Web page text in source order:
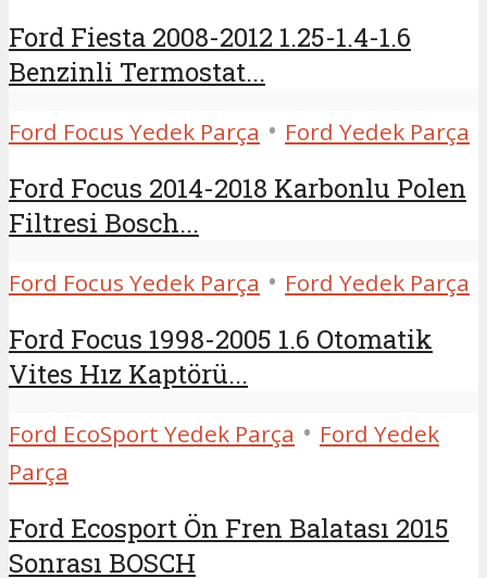
Ford Fiesta 2008-2012 1.25-1.4-1.6
Benzinli Termostat...
Ford Focus Yedek Parça • Ford Yedek Parça
Ford Focus 2014-2018 Karbonlu Polen
Filtresi Bosch...
Ford Focus Yedek Parça • Ford Yedek Parça
Ford Focus 1998-2005 1.6 Otomatik
Vites Hız Kaptörü...
Ford EcoSport Yedek Parça • Ford Yedek
Parça
Ford Ecosport Ön Fren Balatası 2015
Sonrası BOSCH